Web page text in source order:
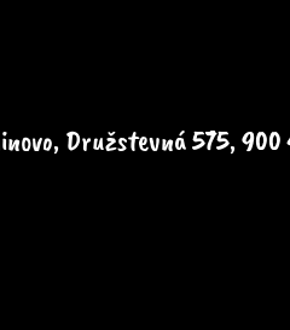
Družstevná 575, 900